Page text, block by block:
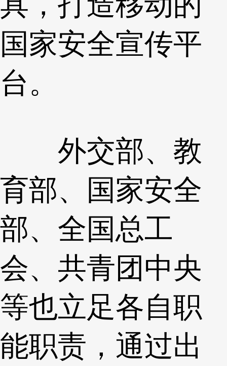
国家安全宣传平
台。
外交部、教
育部、国家安全
部、全国总工
会、共青团中央
等也立足各自职
能职责，通过出